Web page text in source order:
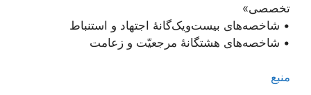
تخصصی»
• شاخصه‌های بیست‌ویک‌گانۀ اجتهاد و استنباط
• شاخصه‌های هشتگانۀ مرجعیّت و زعامت
منبع